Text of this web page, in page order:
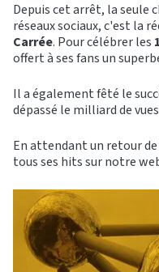
Depuis cet arrêt, la seule
réseaux sociaux, c'est la
Carrée. Pour célébrer les
offert à ses fans un
Il a également fêté le
dépassé le milliard de
En attendant un retour
tous ses hits sur notre